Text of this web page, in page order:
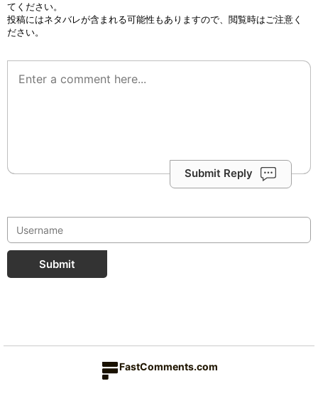
てください。
投稿にはネタバレが含まれる可能性もありますので、閲覧時はご注意く
ださい。
Submit Reply
Submit
FastComments.com